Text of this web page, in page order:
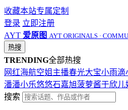
收藏本站专属定制
登录 立即注册
AYT 爱原图 AYT ORIGINALS ·
热搜
TRENDING全部热搜
网红海航空姐 主播春光大宝小雨滴
潘潘小乐悠悠石嘉旭菠萝酱于欣儿
搜索